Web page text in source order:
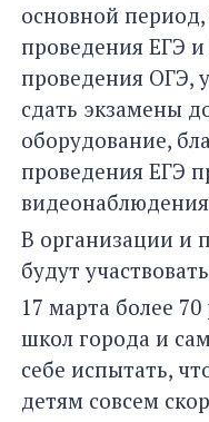
основной период,
проведения ЕГЭ
проведения ОГЭ,
сдать экзамены
оборудование,
проведения ЕГЭ
В организации и
будут
17 марта более
школ города и
себе испытать,
детям совсем